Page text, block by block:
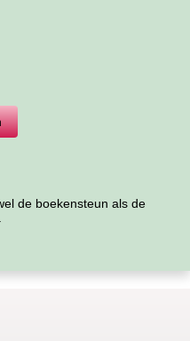
de boekensteun als de